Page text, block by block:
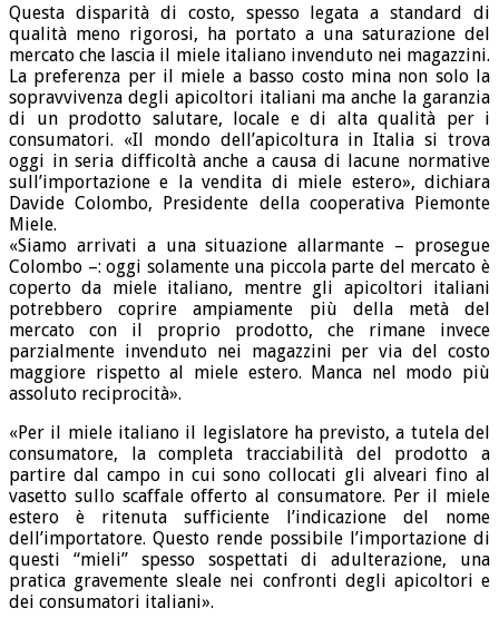
Questa disparità di costo, spesso legata a standard di
qualità meno rigorosi, ha portato a una saturazione del
mercato che lascia il miele italiano invenduto nei magazzini.
La preferenza per il miele a basso costo mina non solo la
sopravvivenza degli apicoltori italiani ma anche la garanzia
di un prodotto salutare, locale e di alta qualità per i
consumatori. «Il mondo dell’apicoltura in Italia si trova
oggi in seria difficoltà anche a causa di lacune normative
sull’importazione e la vendita di miele estero», dichiara
Davide Colombo, Presidente della cooperativa Piemonte
Miele.
«Siamo arrivati a una situazione allarmante – prosegue
Colombo –: oggi solamente una piccola parte del mercato è
coperto da miele italiano, mentre gli apicoltori italiani
potrebbero coprire ampiamente più della metà del
mercato con il proprio prodotto, che rimane invece
parzialmente invenduto nei magazzini per via del costo
maggiore rispetto al miele estero. Manca nel modo più
assoluto reciprocità».
«Per il miele italiano il legislatore ha previsto, a tutela del
consumatore, la completa tracciabilità del prodotto a
partire dal campo in cui sono collocati gli alveari fino al
vasetto sullo scaffale offerto al consumatore. Per il miele
estero è ritenuta sufficiente l’indicazione del nome
dell’importatore. Questo rende possibile l’importazione di
questi “mieli” spesso sospettati di adulterazione, una
pratica gravemente sleale nei confronti degli apicoltori e
dei consumatori italiani».